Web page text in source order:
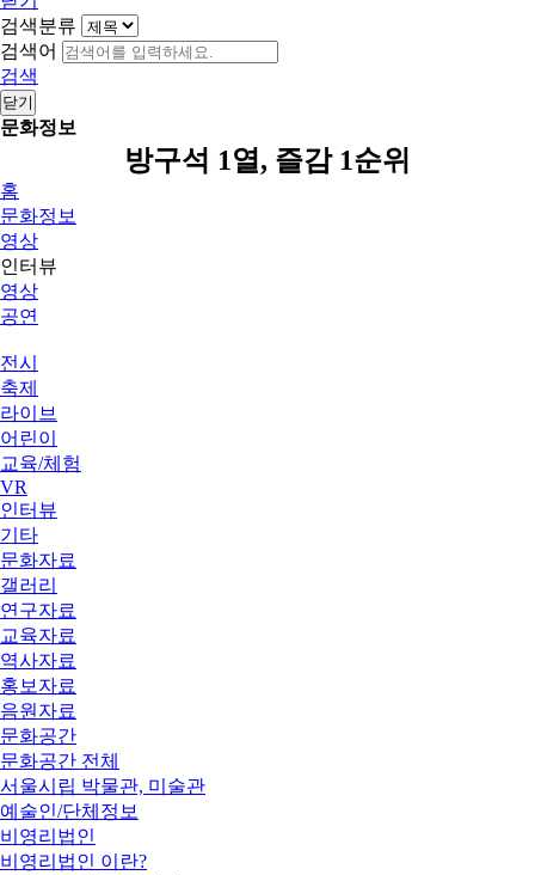
검색분류
검색어
검색
닫기
문화정보
방구석 1열, 즐감 1순위
홈
문화정보
영상
인터뷰
영상
공연
전시
축제
라이브
어린이
교육/체험
VR
인터뷰
기타
문화자료
갤러리
연구자료
교육자료
역사자료
홍보자료
음원자료
문화공간
문화공간 전체
서울시립 박물관, 미술관
예술인/단체정보
비영리법인
비영리법인 이란?